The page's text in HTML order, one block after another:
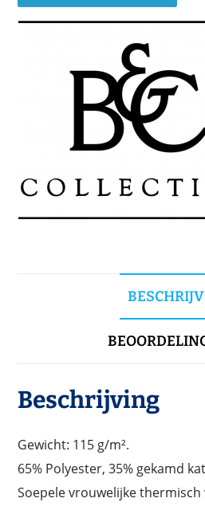
Beschrijving
Gewicht: 115 g/m².
65% Polyester, 35% gekamd
Soepele vrouwelijke